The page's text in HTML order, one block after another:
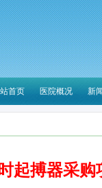
新
医院概况
首页
起搏器采